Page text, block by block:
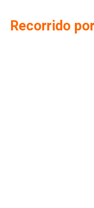
Recorrido